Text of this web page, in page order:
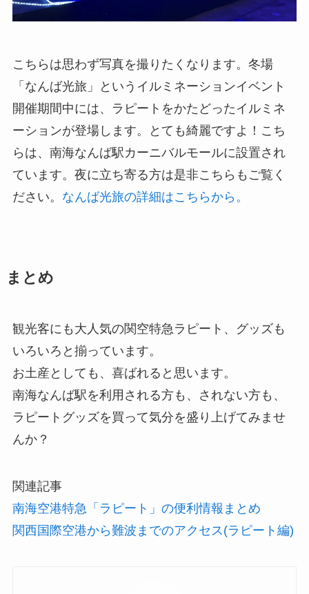
こちらは思わず写真を撮りたくなります。冬場
「なんば光旅」というイルミネーションイベント
開催期間中には、ラピートをかたどったイルミネ
ーションが登場します。とても綺麗ですよ！こち
らは、南海なんば駅カーニバルモールに設置され
ています。夜に立ち寄る方は是非こちらもご覧く
ださい。 なんば光旅の詳細はこちらから。
まとめ
観光客にも大人気の関空特急ラピート、グッズも
いろいろと揃っています。
お土産としても、喜ばれると思います。
南海なんば駅を利用される方も、されない方も、
ラピートグッズを買って気分を盛り上げてみませ
んか？
関連記事
南海空港特急「ラピート」の便利情報まとめ
関西国際空港から難波までのアクセス(ラピート編)